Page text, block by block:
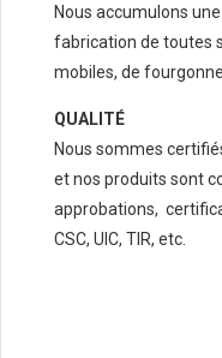
Nous accumulons
fabrication de toutes
mobiles, de
QUALITÉ
Nous sommes
et nos produits sont
approbations,
CSC, UIC, TIR, etc.